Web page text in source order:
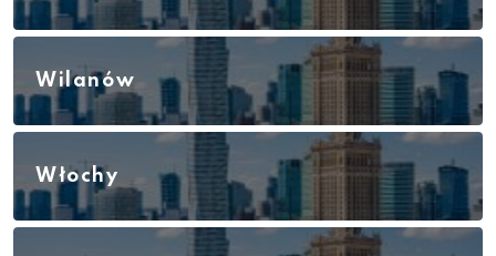
Wilanów
Włochy